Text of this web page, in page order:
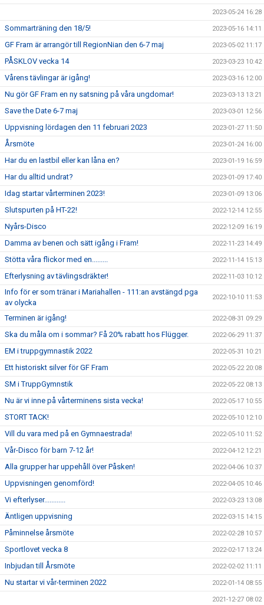
2023-05-24 16:28
Sommarträning den 18/5! 2023-05-16 14:11
GF Fram är arrangör till RegionNian den 6-7 maj 2023-05-02 11:17
PÅSKLOV vecka 14 2023-03-23 10:42
Vårens tävlingar är igång! 2023-03-16 12:00
Nu gör GF Fram en ny satsning på våra ungdomar! 2023-03-13 13:21
Save the Date 6-7 maj 2023-03-01 12:56
Uppvisning lördagen den 11 februari 2023 2023-01-27 11:50
Årsmöte 2023-01-24 16:00
Har du en lastbil eller kan låna en? 2023-01-19 16:59
Har du alltid undrat? 2023-01-09 17:40
Idag startar vårterminen 2023! 2023-01-09 13:06
Slutspurten på HT-22! 2022-12-14 12:55
Nyårs-Disco 2022-12-09 16:19
Damma av benen och sätt igång i Fram! 2022-11-23 14:49
Stötta våra flickor med en......... 2022-11-14 15:13
Efterlysning av tävlingsdräkter! 2022-11-03 10:12
Info för er som tränar i Mariahallen - 111:an avstängd pga
av olycka
2022-10-10 11:53
Terminen är igång! 2022-08-31 09:29
Ska du måla om i sommar? Få 20% rabatt hos Flügger. 2022-06-29 11:37
EM i truppgymnastik 2022 2022-05-31 10:21
Ett historiskt silver för GF Fram 2022-05-22 20:08
SM i TruppGymnstik 2022-05-22 08:13
Nu är vi inne på vårterminens sista vecka! 2022-05-17 10:55
STORT TACK! 2022-05-10 12:10
Vill du vara med på en Gymnaestrada! 2022-05-10 11:52
Vår-Disco för barn 7-12 år! 2022-04-12 12:21
Alla grupper har uppehåll över Påsken! 2022-04-06 10:37
Uppvisningen genomförd! 2022-04-05 10:46
Vi efterlyser............ 2022-03-23 13:08
Äntligen uppvisning 2022-03-15 14:15
Påminnelse årsmöte 2022-02-28 10:57
Sportlovet vecka 8 2022-02-17 13:24
Inbjudan till Årsmöte 2022-02-02 11:11
Nu startar vi vår-terminen 2022 2022-01-14 08:55
2021-12-27 08:02